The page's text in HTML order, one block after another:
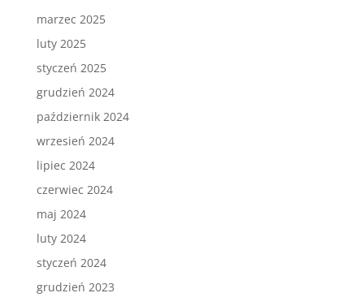
marzec 2025
luty 2025
styczeń 2025
grudzień 2024
październik 2024
wrzesień 2024
lipiec 2024
czerwiec 2024
maj 2024
luty 2024
styczeń 2024
grudzień 2023